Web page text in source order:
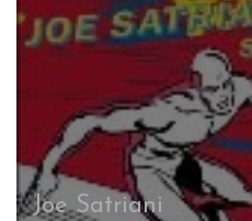
Joe Satriani